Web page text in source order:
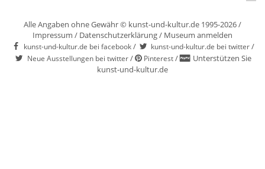
Alle Angaben ohne Gewähr © kunst-und-kultur.de 1995-2026 /
Impressum / Datenschutzerklärung/ Museum anmelden
kunst-und-kultur.de bei facebook/ kunst-und-kultur.de bei twitter/
Neue Ausstellungen bei twitter/ Pinterest/
Unterstützen Sie
kunst-und-kultur.de